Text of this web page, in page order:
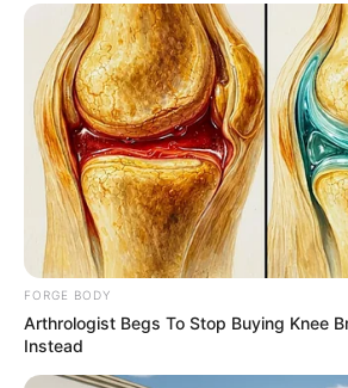
วัดสวยเชียงใหม่
ทำนายฝัน
สถิติหวยรายเดือน
ดวงรายวัน
บทสวดมนต์
วิธีบนไอ้ไข่
ไหว้ท้าวเวสสุวรรณ
วิธีไหว้วัดแขก
วอลเปเปอร์พระแม่ลักษมี
วอลเปเปอร์ ฟรี
สีมงคล
FORGE BODY
Arthrologist Begs To Stop Buying Knee
Instead